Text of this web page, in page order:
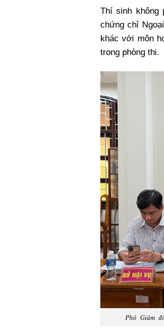
Thí sinh không
chứng chỉ
khác với môn
trong phòng thi.
Phó Giám